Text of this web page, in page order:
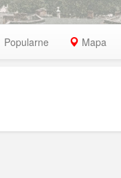
Popularne Mapa